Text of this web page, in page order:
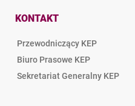
KONTAKT
Przewodniczący KEP
Biuro Prasowe KEP
Sekretariat Generalny KEP